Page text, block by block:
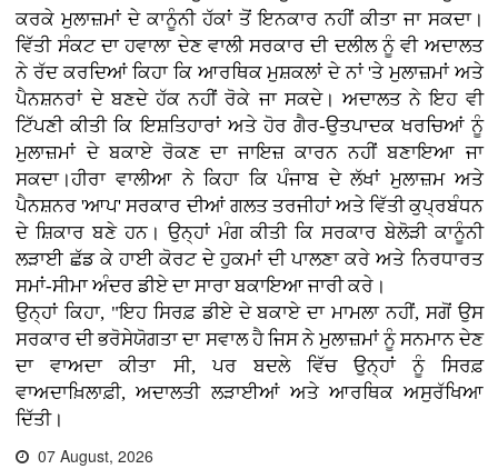
ਕਰਕੇ ਮੁਲਾਜ਼ਮਾਂ ਦੇ ਕਾਨੂੰਨੀ ਹੱਕਾਂ ਤੋਂ ਇਨਕਾਰ ਨਹੀਂ ਕੀਤਾ ਜਾ ਸਕਦਾ।
ਵਿੱਤੀ ਸੰਕਟ ਦਾ ਹਵਾਲਾ ਦੇਣ ਵਾਲੀ ਸਰਕਾਰ ਦੀ ਦਲੀਲ ਨੂੰ ਵੀ ਅਦਾਲਤ
ਨੇ ਰੱਦ ਕਰਦਿਆਂ ਕਿਹਾ ਕਿ ਆਰਥਿਕ ਮੁਸ਼ਕਲਾਂ ਦੇ ਨਾਂ 'ਤੇ ਮੁਲਾਜ਼ਮਾਂ ਅਤੇ
ਪੈਨਸ਼ਨਰਾਂ ਦੇ ਬਣਦੇ ਹੱਕ ਨਹੀਂ ਰੋਕੇ ਜਾ ਸਕਦੇ। ਅਦਾਲਤ ਨੇ ਇਹ ਵੀ
ਟਿੱਪਣੀ ਕੀਤੀ ਕਿ ਇਸ਼ਤਿਹਾਰਾਂ ਅਤੇ ਹੋਰ ਗੈਰ-ਉਤਪਾਦਕ ਖਰਚਿਆਂ ਨੂੰ
ਮੁਲਾਜ਼ਮਾਂ ਦੇ ਬਕਾਏ ਰੋਕਣ ਦਾ ਜਾਇਜ਼ ਕਾਰਨ ਨਹੀਂ ਬਣਾਇਆ ਜਾ
ਸਕਦਾ।ਹੀਰਾ ਵਾਲੀਆ ਨੇ ਕਿਹਾ ਕਿ ਪੰਜਾਬ ਦੇ ਲੱਖਾਂ ਮੁਲਾਜ਼ਮ ਅਤੇ
ਪੈਨਸ਼ਨਰ 'ਆਪ' ਸਰਕਾਰ ਦੀਆਂ ਗਲਤ ਤਰਜੀਹਾਂ ਅਤੇ ਵਿੱਤੀ ਕੁਪ੍ਰਬੰਧਨ
ਦੇ ਸ਼ਿਕਾਰ ਬਣੇ ਹਨ। ਉਨ੍ਹਾਂ ਮੰਗ ਕੀਤੀ ਕਿ ਸਰਕਾਰ ਬੇਲੋੜੀ ਕਾਨੂੰਨੀ
ਲੜਾਈ ਛੱਡ ਕੇ ਹਾਈ ਕੋਰਟ ਦੇ ਹੁਕਮਾਂ ਦੀ ਪਾਲਣਾ ਕਰੇ ਅਤੇ ਨਿਰਧਾਰਤ
ਸਮਾਂ-ਸੀਮਾ ਅੰਦਰ ਡੀਏ ਦਾ ਸਾਰਾ ਬਕਾਇਆ ਜਾਰੀ ਕਰੇ।
ਉਨ੍ਹਾਂ ਕਿਹਾ, "ਇਹ ਸਿਰਫ਼ ਡੀਏ ਦੇ ਬਕਾਏ ਦਾ ਮਾਮਲਾ ਨਹੀਂ, ਸਗੋਂ ਉਸ
ਸਰਕਾਰ ਦੀ ਭਰੋਸੇਯੋਗਤਾ ਦਾ ਸਵਾਲ ਹੈ ਜਿਸ ਨੇ ਮੁਲਾਜ਼ਮਾਂ ਨੂੰ ਸਨਮਾਨ ਦੇਣ
ਦਾ ਵਾਅਦਾ ਕੀਤਾ ਸੀ, ਪਰ ਬਦਲੇ ਵਿੱਚ ਉਨ੍ਹਾਂ ਨੂੰ ਸਿਰਫ਼
ਵਾਅਦਾਖ਼ਿਲਾਫ਼ੀ, ਅਦਾਲਤੀ ਲੜਾਈਆਂ ਅਤੇ ਆਰਥਿਕ ਅਸੁਰੱਖਿਆ
ਦਿੱਤੀ।
07 August, 2026